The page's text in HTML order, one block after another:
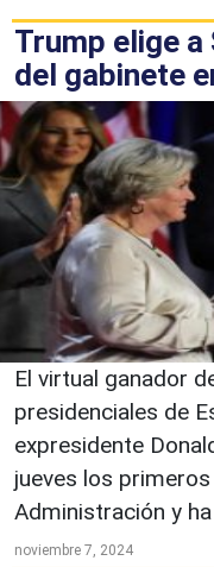
Trump elige a
del gabinete
El virtual ganador
presidenciales de
expresidente
jueves los
Administración y ha
noviembre 7, 2024